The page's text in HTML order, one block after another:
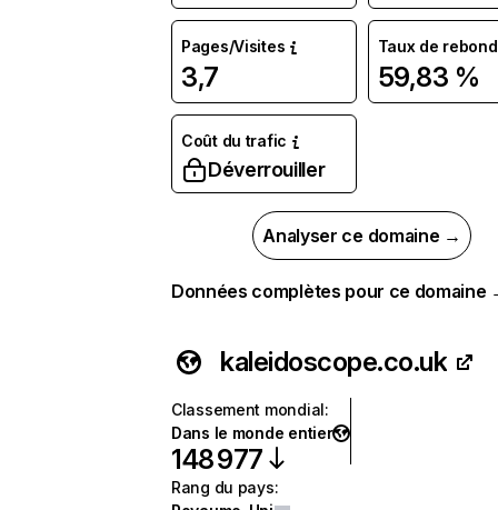
Pages/Visites
3,7
Taux de rebond
59,83 %
Coût du trafic
Déverrouiller
Analyser ce domaine →
Données complètes pour ce domaine
kaleidoscope.co.uk
Classement mondial:
Dans le monde entier
148 977
Rang du pays: